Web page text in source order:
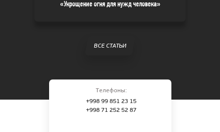
«Укрощение огня для нужд человека»
ВСЕ СТАТЬИ
Телефоны:
+998 99 851 23 15
+998 71 252 52 87